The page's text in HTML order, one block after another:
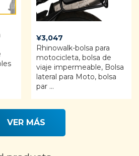
¥3,047
Rhinowalk-bolsa para
motocicleta, bolsa de
viaje impermeable, Bolsa
lateral para Moto, bolsa
par ...
VER MÁS